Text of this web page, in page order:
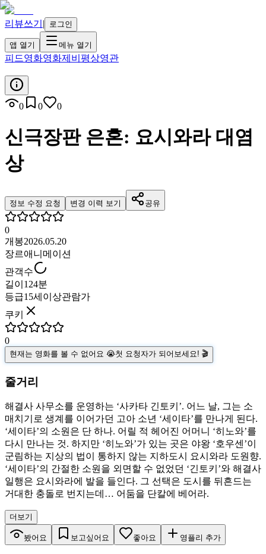
리뷰쓰기 | 로그인
앱 열기 메뉴 열기
피드영화영화제 비평상영관
0 0 0
신극장판 은혼: 요시와라 대염
상
정보 수정 요청 변경 이력 보기 공유
0
개봉2026.05.20
장르애니메이션
관객수
길이 124분
등급15세이상관람가
쿠키
0
현재는 영화를 볼 수 없어요 😭첫 요청자가 되어보세요! 🎬
줄거리
해결사 사무소를 운영하는 ‘사카타 긴토키’. 어느 날, 그는 소
매치기로 생계를 이어가던 고아 소년 ‘세이타’를 만나게 된다.
‘세이타’의 소원은 단 하나. 어릴 적 헤어진 어머니 ‘히노와’를
다시 만나는 것. 하지만 ‘히노와’가 있는 곳은 야왕 ‘호우센’이
군림하는 지상의 법이 통하지 않는 지하도시 요시와라 도원향.
‘세이타’의 간절한 소원을 외면할 수 없었던 ‘긴토키’와 해결사
일행은 요시와라에 발을 들인다. 그 선택은 도시를 뒤흔드는
거대한 충돌로 번지는데… 어둠을 단칼에 베어라.
더보기
봤어요 보고싶어요 좋아요 영플리 추가